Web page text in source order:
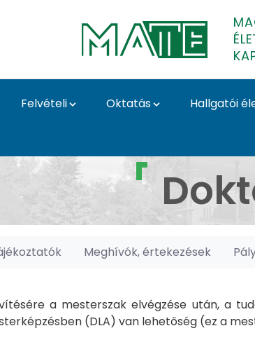
Felvételi Oktatás Hallgatói
- Kaposvári
Meghívók, értekezések
a mesterszak elvégzése után, a
(DLA) van lehetőség (ez a